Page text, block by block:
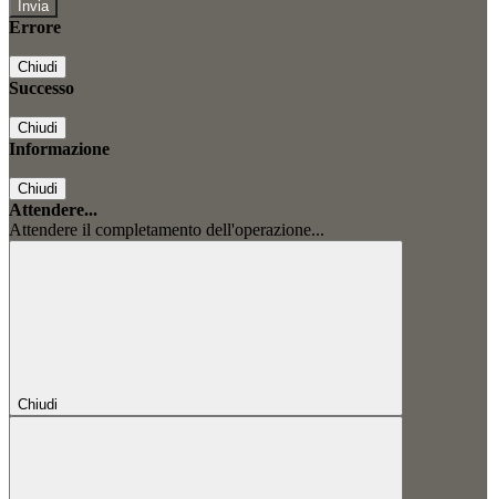
Errore
Chiudi
Successo
Chiudi
Informazione
Chiudi
Attendere...
Attendere il completamento dell'operazione...
Chiudi